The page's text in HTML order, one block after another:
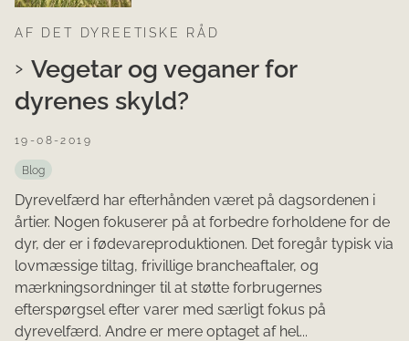
AF DET DYREETISKE RÅD
Vegetar og veganer for
dyrenes skyld?
19-08-2019
Blog
Dyrevelfærd har efterhånden været på dagsordenen i
årtier. Nogen fokuserer på at forbedre forholdene for de
dyr, der er i fødevareproduktionen. Det foregår typisk via
lovmæssige tiltag, frivillige brancheaftaler, og
mærkningsordninger til at støtte forbrugernes
efterspørgsel efter varer med særligt fokus på
dyrevelfærd. Andre er mere optaget af hel...